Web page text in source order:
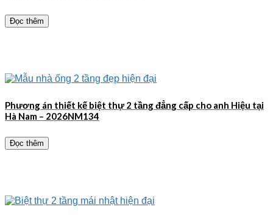
Đọc thêm
Phương án thiết kế biệt thự 2 tầng đẳng cấp cho anh Hiệu tại
Hà Nam – 2026NM134
Đọc thêm